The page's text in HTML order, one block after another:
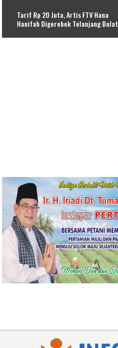
Tarif Rp 20 Juta, Artis FTV Hana
Hanifah Digerebek Telanjang Bulat